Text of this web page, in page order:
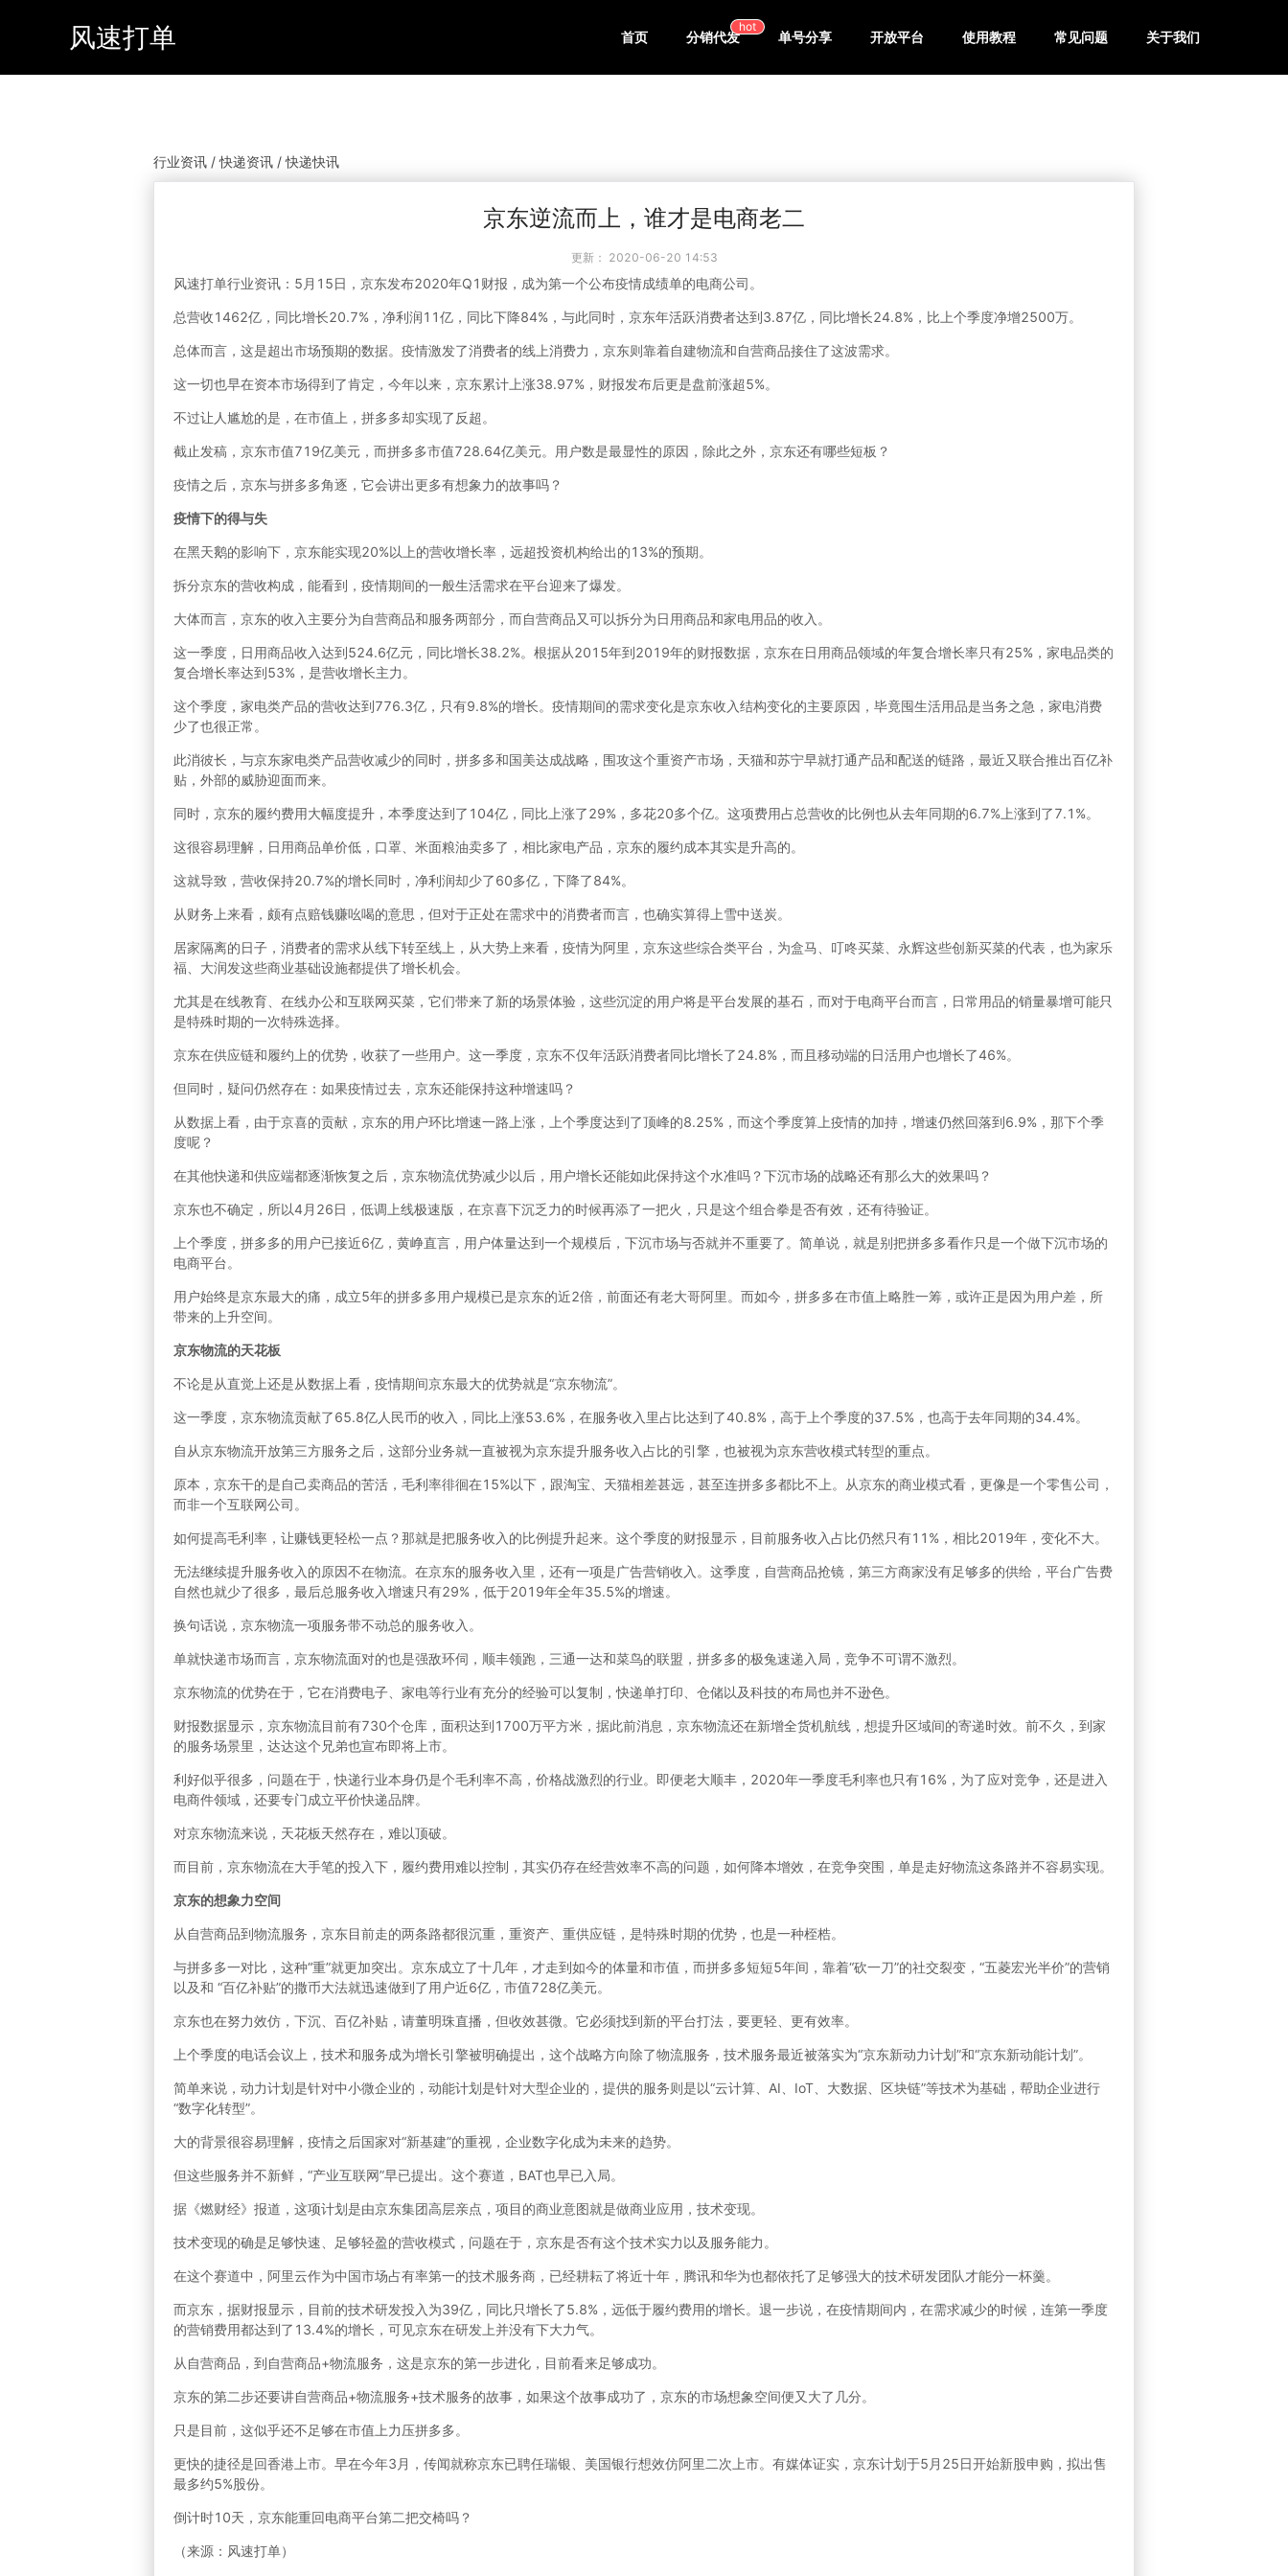
风速打单 首页 分销代发
hot
单号分享 开放平台 使用教程 常见问题 关于我们
行业资讯 / 快递资讯 / 快递快讯
京东逆流而上，谁才是电商老二
更新： 2020-06-20 14:53
风速打单行业资讯：5月15日，京东发布2020年Q1财报，成为第一个公布疫情成绩单的电商公司。
总营收1462亿，同比增长20.7%，净利润11亿，同比下降84%，与此同时，京东年活跃消费者达到3.87亿，同比增长24.8%，比上个季度净增2500万。
总体而言，这是超出市场预期的数据。疫情激发了消费者的线上消费力，京东则靠着自建物流和自营商品接住了这波需求。
这一切也早在资本市场得到了肯定，今年以来，京东累计上涨38.97%，财报发布后更是盘前涨超5%。
不过让人尴尬的是，在市值上，拼多多却实现了反超。
截止发稿，京东市值719亿美元，而拼多多市值728.64亿美元。用户数是最显性的原因，除此之外，京东还有哪些短板？
疫情之后，京东与拼多多角逐，它会讲出更多有想象力的故事吗？
疫情下的得与失
在黑天鹅的影响下，京东能实现20%以上的营收增长率，远超投资机构给出的13%的预期。
拆分京东的营收构成，能看到，疫情期间的一般生活需求在平台迎来了爆发。
大体而言，京东的收入主要分为自营商品和服务两部分，而自营商品又可以拆分为日用商品和家电用品的收入。
这一季度，日用商品收入达到524.6亿元，同比增长38.2%。根据从2015年到2019年的财报数据，京东在日用商品领域的年复合增长率只有25%，家电品类的
复合增长率达到53%，是营收增长主力。
这个季度，家电类产品的营收达到776.3亿，只有9.8%的增长。疫情期间的需求变化是京东收入结构变化的主要原因，毕竟囤生活用品是当务之急，家电消费
少了也很正常。
此消彼长，与京东家电类产品营收减少的同时，拼多多和国美达成战略，围攻这个重资产市场，天猫和苏宁早就打通产品和配送的链路，最近又联合推出百亿补
贴，外部的威胁迎面而来。
同时，京东的履约费用大幅度提升，本季度达到了104亿，同比上涨了29%，多花20多个亿。这项费用占总营收的比例也从去年同期的6.7%上涨到了7.1%。
这很容易理解，日用商品单价低，口罩、米面粮油卖多了，相比家电产品，京东的履约成本其实是升高的。
这就导致，营收保持20.7%的增长同时，净利润却少了60多亿，下降了84%。
从财务上来看，颇有点赔钱赚吆喝的意思，但对于正处在需求中的消费者而言，也确实算得上雪中送炭。
居家隔离的日子，消费者的需求从线下转至线上，从大势上来看，疫情为阿里，京东这些综合类平台，为盒马、叮咚买菜、永辉这些创新买菜的代表，也为家乐
福、大润发这些商业基础设施都提供了增长机会。
尤其是在线教育、在线办公和互联网买菜，它们带来了新的场景体验，这些沉淀的用户将是平台发展的基石，而对于电商平台而言，日常用品的销量暴增可能只
是特殊时期的一次特殊选择。
京东在供应链和履约上的优势，收获了一些用户。这一季度，京东不仅年活跃消费者同比增长了24.8%，而且移动端的日活用户也增长了46%。
但同时，疑问仍然存在：如果疫情过去，京东还能保持这种增速吗？
从数据上看，由于京喜的贡献，京东的用户环比增速一路上涨，上个季度达到了顶峰的8.25%，而这个季度算上疫情的加持，增速仍然回落到6.9%，那下个季
度呢？
在其他快递和供应端都逐渐恢复之后，京东物流优势减少以后，用户增长还能如此保持这个水准吗？下沉市场的战略还有那么大的效果吗？
京东也不确定，所以4月26日，低调上线极速版，在京喜下沉乏力的时候再添了一把火，只是这个组合拳是否有效，还有待验证。
上个季度，拼多多的用户已接近6亿，黄峥直言，用户体量达到一个规模后，下沉市场与否就并不重要了。简单说，就是别把拼多多看作只是一个做下沉市场的
电商平台。
用户始终是京东最大的痛，成立5年的拼多多用户规模已是京东的近2倍，前面还有老大哥阿里。而如今，拼多多在市值上略胜一筹，或许正是因为用户差，所
带来的上升空间。
京东物流的天花板
不论是从直觉上还是从数据上看，疫情期间京东最大的优势就是“京东物流”。
这一季度，京东物流贡献了65.8亿人民币的收入，同比上涨53.6%，在服务收入里占比达到了40.8%，高于上个季度的37.5%，也高于去年同期的34.4%。
自从京东物流开放第三方服务之后，这部分业务就一直被视为京东提升服务收入占比的引擎，也被视为京东营收模式转型的重点。
原本，京东干的是自己卖商品的苦活，毛利率徘徊在15%以下，跟淘宝、天猫相差甚远，甚至连拼多多都比不上。从京东的商业模式看，更像是一个零售公司，
而非一个互联网公司。
如何提高毛利率，让赚钱更轻松一点？那就是把服务收入的比例提升起来。这个季度的财报显示，目前服务收入占比仍然只有11%，相比2019年，变化不大。
无法继续提升服务收入的原因不在物流。在京东的服务收入里，还有一项是广告营销收入。这季度，自营商品抢镜，第三方商家没有足够多的供给，平台广告费
自然也就少了很多，最后总服务收入增速只有29%，低于2019年全年35.5%的增速。
换句话说，京东物流一项服务带不动总的服务收入。
单就快递市场而言，京东物流面对的也是强敌环伺，顺丰领跑，三通一达和菜鸟的联盟，拼多多的极兔速递入局，竞争不可谓不激烈。
京东物流的优势在于，它在消费电子、家电等行业有充分的经验可以复制，快递单打印、仓储以及科技的布局也并不逊色。
财报数据显示，京东物流目前有730个仓库，面积达到1700万平方米，据此前消息，京东物流还在新增全货机航线，想提升区域间的寄递时效。前不久，到家
的服务场景里，达达这个兄弟也宣布即将上市。
利好似乎很多，问题在于，快递行业本身仍是个毛利率不高，价格战激烈的行业。即便老大顺丰，2020年一季度毛利率也只有16%，为了应对竞争，还是进入
电商件领域，还要专门成立平价快递品牌。
对京东物流来说，天花板天然存在，难以顶破。
而目前，京东物流在大手笔的投入下，履约费用难以控制，其实仍存在经营效率不高的问题，如何降本增效，在竞争突围，单是走好物流这条路并不容易实现。
京东的想象力空间
从自营商品到物流服务，京东目前走的两条路都很沉重，重资产、重供应链，是特殊时期的优势，也是一种桎梏。
与拼多多一对比，这种“重”就更加突出。京东成立了十几年，才走到如今的体量和市值，而拼多多短短5年间，靠着“砍一刀”的社交裂变，“五菱宏光半价”的营销
以及和 “百亿补贴”的撒币大法就迅速做到了用户近6亿，市值728亿美元。
京东也在努力效仿，下沉、百亿补贴，请董明珠直播，但收效甚微。它必须找到新的平台打法，要更轻、更有效率。
上个季度的电话会议上，技术和服务成为增长引擎被明确提出，这个战略方向除了物流服务，技术服务最近被落实为“京东新动力计划”和“京东新动能计划”。
简单来说，动力计划是针对中小微企业的，动能计划是针对大型企业的，提供的服务则是以“云计算、AI、IoT、大数据、区块链”等技术为基础，帮助企业进行
“数字化转型”。
大的背景很容易理解，疫情之后国家对“新基建”的重视，企业数字化成为未来的趋势。
但这些服务并不新鲜，“产业互联网”早已提出。这个赛道，BAT也早已入局。
据《燃财经》报道，这项计划是由京东集团高层亲点，项目的商业意图就是做商业应用，技术变现。
技术变现的确是足够快速、足够轻盈的营收模式，问题在于，京东是否有这个技术实力以及服务能力。
在这个赛道中，阿里云作为中国市场占有率第一的技术服务商，已经耕耘了将近十年，腾讯和华为也都依托了足够强大的技术研发团队才能分一杯羹。
而京东，据财报显示，目前的技术研发投入为39亿，同比只增长了5.8%，远低于履约费用的增长。退一步说，在疫情期间内，在需求减少的时候，连第一季度
的营销费用都达到了13.4%的增长，可见京东在研发上并没有下大力气。
从自营商品，到自营商品+物流服务，这是京东的第一步进化，目前看来足够成功。
京东的第二步还要讲自营商品+物流服务+技术服务的故事，如果这个故事成功了，京东的市场想象空间便又大了几分。
只是目前，这似乎还不足够在市值上力压拼多多。
更快的捷径是回香港上市。早在今年3月，传闻就称京东已聘任瑞银、美国银行想效仿阿里二次上市。有媒体证实，京东计划于5月25日开始新股申购，拟出售
最多约5%股份。
倒计时10天，京东能重回电商平台第二把交椅吗？
（来源：风速打单）